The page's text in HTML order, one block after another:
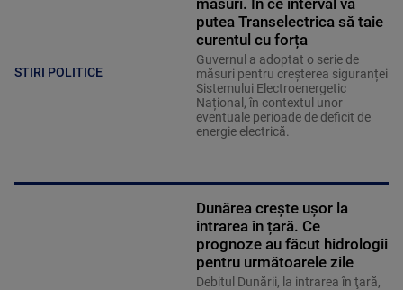
STIRI POLITICE
măsuri. În ce interval va
putea Transelectrica să taie
curentul cu forța
Guvernul a adoptat o serie de
măsuri pentru creșterea siguranței
Sistemului Electroenergetic
Național, în contextul unor
eventuale perioade de deficit de
energie electrică.
Dunărea crește ușor la
intrarea în țară. Ce
prognoze au făcut hidrologii
pentru următoarele zile
Debitul Dunării, la intrarea în ţară,